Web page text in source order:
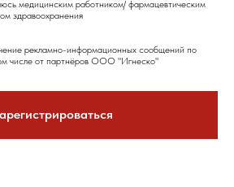
медицинским работником/ фармацевтическим
здравоохранения
рекламно-информационных сообщений по
числе от партнёров ООО "Игнеско"